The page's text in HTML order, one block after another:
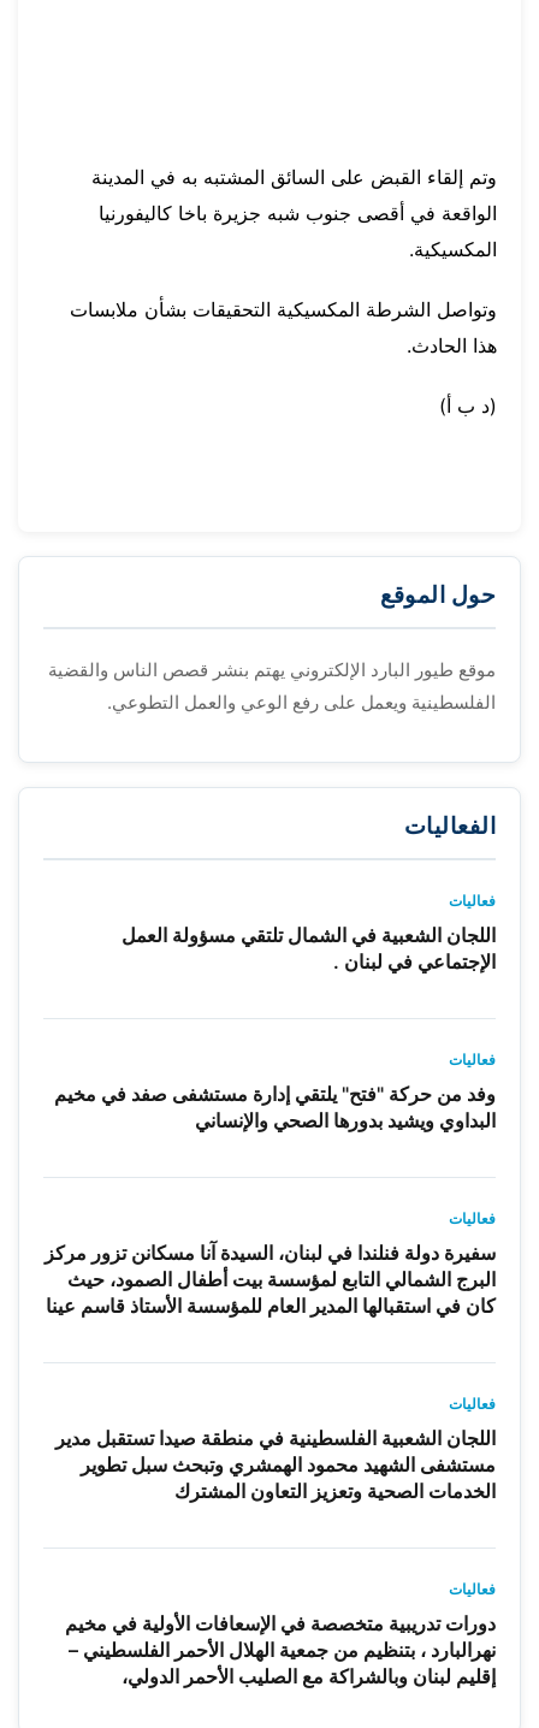
وتم إلقاء القبض على السائق المشتبه به في المدينة
الواقعة في أقصى جنوب شبه جزيرة باخا كاليفورنيا
المكسيكية.
وتواصل الشرطة المكسيكية التحقيقات بشأن ملابسات
هذا الحادث.
(د ب أ)
حول الموقع
موقع طيور البارد الإلكتروني يهتم بنشر قصص الناس والقضية
الفلسطينية ويعمل على رفع الوعي والعمل التطوعي.
الفعاليات
فعاليات
اللجان الشعبية في الشمال تلتقي مسؤولة العمل
الإجتماعي في لبنان .
فعاليات
وفد من حركة "فتح" يلتقي إدارة مستشفى صفد في مخيم
البداوي ويشيد بدورها الصحي والإنساني
فعاليات
سفيرة دولة فنلندا في لبنان، السيدة آنا مسكانن تزور مركز
البرج الشمالي التابع لمؤسسة بيت أطفال الصمود، حيث
كان في استقبالها المدير العام للمؤسسة الأستاذ قاسم عينا
فعاليات
اللجان الشعبية الفلسطينية في منطقة صيدا تستقبل مدير
مستشفى الشهيد محمود الهمشري وتبحث سبل تطوير
الخدمات الصحية وتعزيز التعاون المشترك
فعاليات
دورات تدريبية متخصصة في الإسعافات الأولية في مخيم
نهرالبارد ، بتنظيم من جمعية الهلال الأحمر الفلسطيني –
إقليم لبنان وبالشراكة مع الصليب الأحمر الدولي،